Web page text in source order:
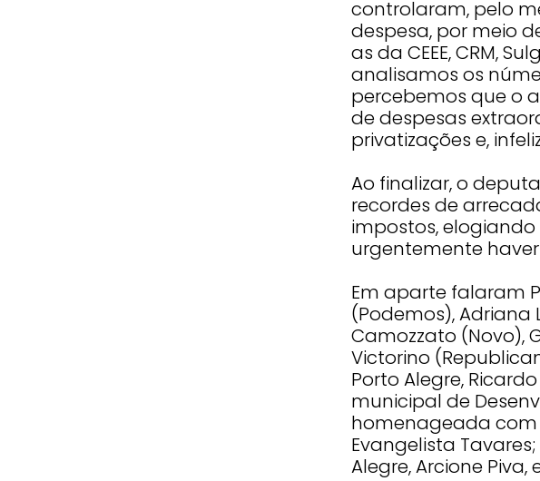
controlaram, pelo
despesa, por meio
as da CEEE, CRM,
analisamos os
percebemos que o
de despesas
privatizações e,
Ao finalizar, o
recordes de
impostos,
urgentemente
Em aparte falaram
(Podemos), Adriana
Camozzato (Novo),
Victorino
Porto Alegre,
municipal de
homenageada com
Evangelista
Alegre, Arcione